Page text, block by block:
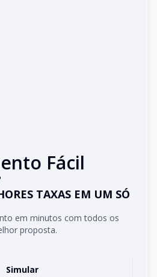
Fácil
TAXAS EM UM SÓ
em minutos com todos os
proposta.
Simular